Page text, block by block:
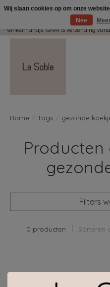
Wij pakken met plezier jouw kadootjes
winkelmandje. GRATIS verzending
Home Tags gezonde
Filters
0 producten Sorteren
Geen
Wij slaan cookies op om onze
Nee